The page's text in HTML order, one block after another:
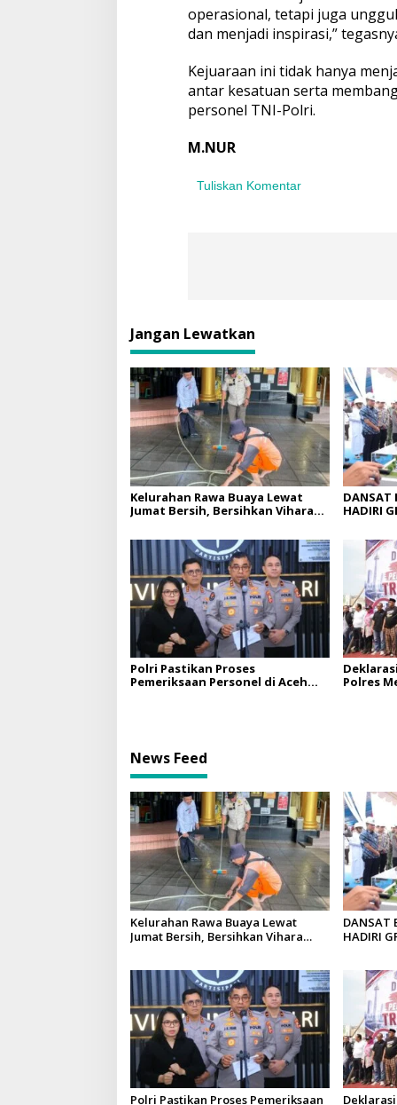
operasional, tetapi juga
dan menjadi inspirasi,”
Kejuaraan ini tidak hanya
antar kesatuan serta
personel TNI-Polri.
M.NUR
Tuliskan Komentar
Jangan Lewatkan
Kelurahan Rawa Buaya Lewat
Jumat Bersih, Bersihkan Vihara
DANSAT
HADIRI
SUMSEL
Polri Pastikan Proses
Pemeriksaan Personel di Aceh
Polres
News Feed
Kelurahan Rawa Buaya Lewat
Jumat Bersih, Bersihkan Vihara
DANSAT
HADIRI
SUMSEL
Polri Pastikan Proses Pemeriksaan